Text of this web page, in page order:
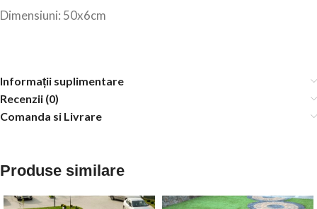
Dimensiuni: 50x6cm
Informații suplimentare
Recenzii (0)
Comanda si Livrare
Produse similare